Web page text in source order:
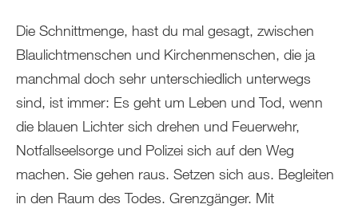
Die Schnittmenge, hast du mal gesagt, zwischen
Blaulichtmenschen und Kirchenmenschen, die ja
manchmal doch sehr unterschiedlich unterwegs
sind, ist immer: Es geht um Leben und Tod, wenn
die blauen Lichter sich drehen und Feuerwehr,
Notfallseelsorge und Polizei sich auf den Weg
machen. Sie gehen raus. Setzen sich aus. Begleiten
in den Raum des Todes. Grenzgänger. Mit